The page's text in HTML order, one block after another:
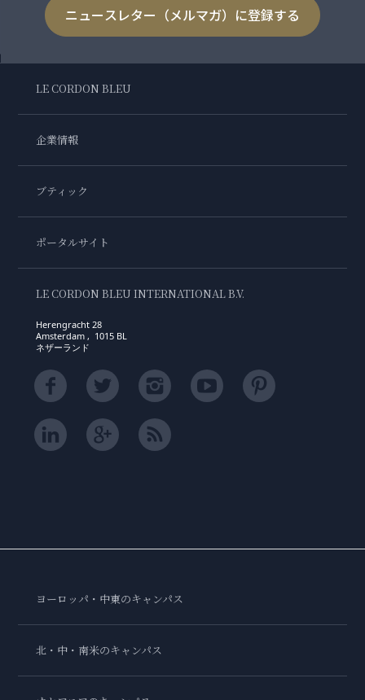
ニュースレター（メルマガ）に登録する
LE CORDON BLEU
企業情報
ブティック
ポータルサイト
LE CORDON BLEU INTERNATIONAL B.V.
Herengracht 28
Amsterdam , 1015 BL
ネザーランド
ヨーロッパ・中東のキャンパス
北・中・南米のキャンパス